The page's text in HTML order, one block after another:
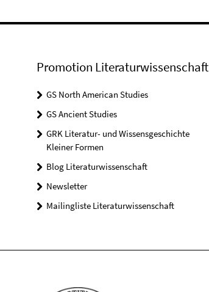
Promotion Literaturwissenschaft
GS North American Studies
GS Ancient Studies
GRK Literatur- und Wissensgeschichte
Kleiner Formen
Blog Literaturwissenschaft
Newsletter
Mailingliste Literaturwissenschaft